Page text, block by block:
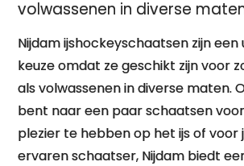
volwassenen in diverse
Nijdam ijshockeyschaatsen zijn
keuze omdat ze geschikt zijn voor
als volwassenen in diverse maten.
bent naar een paar schaatsen
plezier te hebben op het ijs of voor
ervaren schaatser, Nijdam biedt